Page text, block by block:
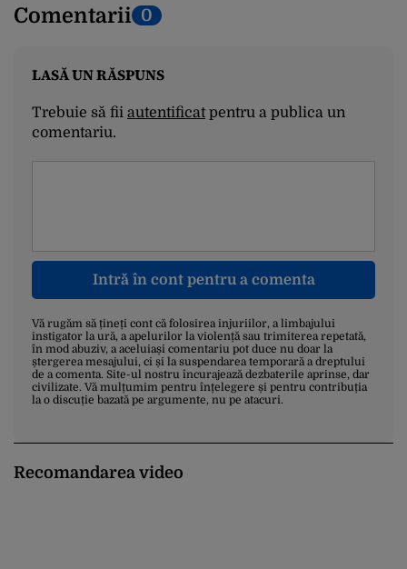
Comentarii 0
LASĂ UN RĂSPUNS
Trebuie să fii autentificatpentru a publica un
comentariu.
Intră în cont pentru a comenta
Vă rugăm să țineți cont că folosirea injuriilor, a limbajului
instigator la ură, a apelurilor la violență sau trimiterea repetată,
în mod abuziv, a aceluiași comentariu pot duce nu doar la
ștergerea mesajului, ci și la suspendarea temporară a dreptului
de a comenta. Site-ul nostru încurajează dezbaterile aprinse, dar
civilizate. Vă mulțumim pentru înțelegere și pentru contribuția
la o discuție bazată pe argumente, nu pe atacuri.
Recomandarea video